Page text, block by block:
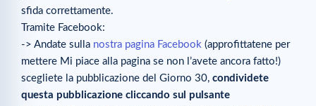
sfida correttamente.
Tramite Facebook:
-> Andate sulla nostra pagina Facebook (approfittatene per
mettere Mi piace alla pagina se non l’avete ancora fatto!)
scegliete la pubblicazione del Giorno 30, condividete
questa pubblicazione cliccando sul pulsante